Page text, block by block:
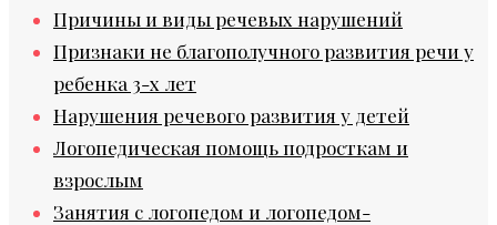
Причины и виды речевых нарушений
Признаки не благополучного развития речи у
ребенка 3-х лет
Нарушения речевого развития у детей
Логопедическая помощь подросткам и
взрослым
Занятия с логопедом и логопедом-